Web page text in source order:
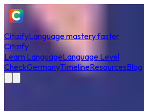
CitizifyLanguage mastery faster
Citizify
Learn LanguageLanguage Level
CheckGermanyTimelineResourcesBlog